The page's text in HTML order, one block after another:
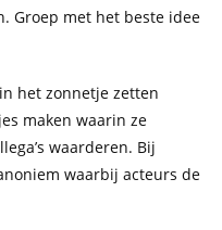
Groep met het beste idee
het zonnetje zetten
maken waarin ze
waarderen. Bij
waarbij acteurs de